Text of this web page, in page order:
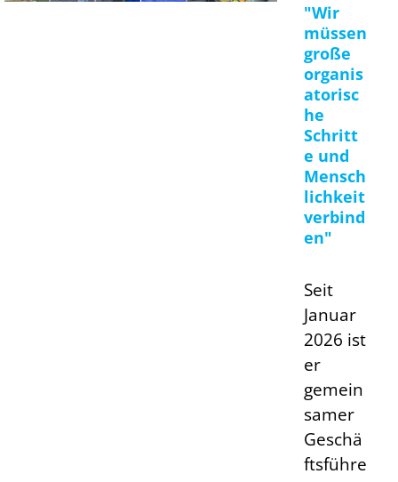
"Wir
müssen
große
organis
atorisc
he
Schritt
e und
Mensch
lichkeit
verbind
en"
Seit
Januar
2026 ist
er
gemein
samer
Geschä
ftsführe